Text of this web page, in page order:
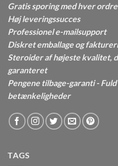
Gratis sporing med hver ordre
Høj leveringssucces
Professionel e-mailsupport
Diskret emballage og
Steroider af højeste kvalitet,
garanteret
Pengene tilbage-garanti -
betænkeligheder
TAGS